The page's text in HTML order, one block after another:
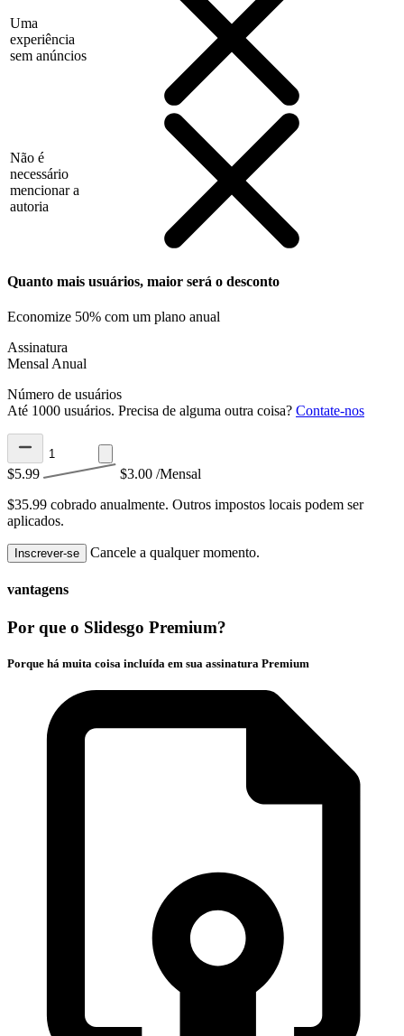
Uma
experiência
sem anúncios
Não é
necessário
mencionar a
autoria
Quanto mais usuários, maior será o desconto
Economize 50% com um plano anual
Assinatura
Mensal Anual
Número de usuários
Até 1000 usuários. Precisa de alguma outra coisa? Contate-nos
$5.99 $3.00 /Mensal
$35.99 cobrado anualmente. Outros impostos locais podem ser
aplicados.
Inscrever-se Cancele a qualquer momento.
vantagens
Por que o Slidesgo Premium?
Porque há muita coisa incluída em sua assinatura Premium